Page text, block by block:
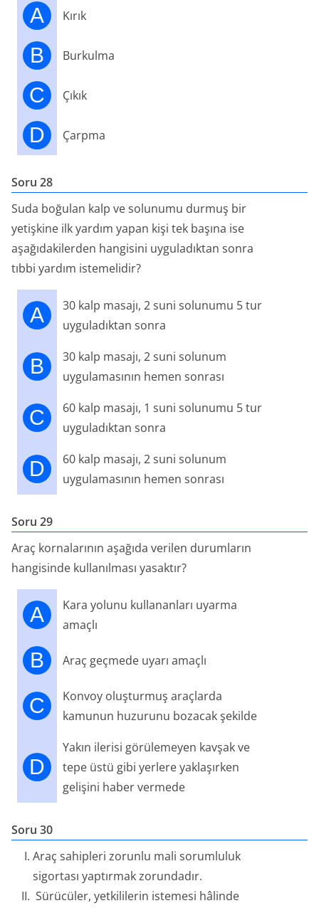
A Kırık
B Burkulma
C Çıkık
D Çarpma
Soru 28
Suda boğulan kalp ve solunumu durmuş bir
yetişkine ilk yardım yapan kişi tek başına ise
aşağıdakilerden hangisini uyguladıktan sonra
tıbbi yardım istemelidir?
A
30 kalp masajı, 2 suni solunumu 5 tur
uyguladıktan sonra
B
30 kalp masajı, 2 suni solunum
uygulamasının hemen sonrası
C
60 kalp masajı, 1 suni solunumu 5 tur
uyguladıktan sonra
D
60 kalp masajı, 2 suni solunum
uygulamasının hemen sonrası
Soru 29
Araç kornalarının aşağıda verilen durumların
hangisinde kullanılması yasaktır?
A
Kara yolunu kullananları uyarma
amaçlı
B Araç geçmede uyarı amaçlı
C
Konvoy oluşturmuş araçlarda
kamunun huzurunu bozacak şekilde
D
Yakın ilerisi görülemeyen kavşak ve
tepe üstü gibi yerlere yaklaşırken
gelişini haber vermede
Soru 30
Araç sahipleri zorunlu mali sorumluluk
sigortası yaptırmak zorundadır.
Sürücüler, yetkililerin istemesi hâlinde